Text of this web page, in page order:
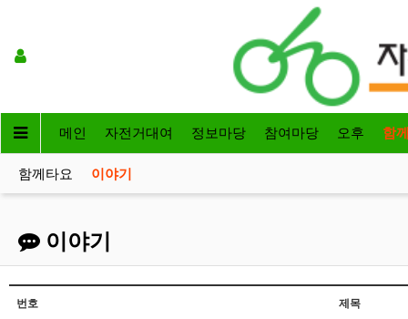
메인 자전거대여 정보마당 참여마당 오후 함
함께타요 이야기
이야기
번호 제목